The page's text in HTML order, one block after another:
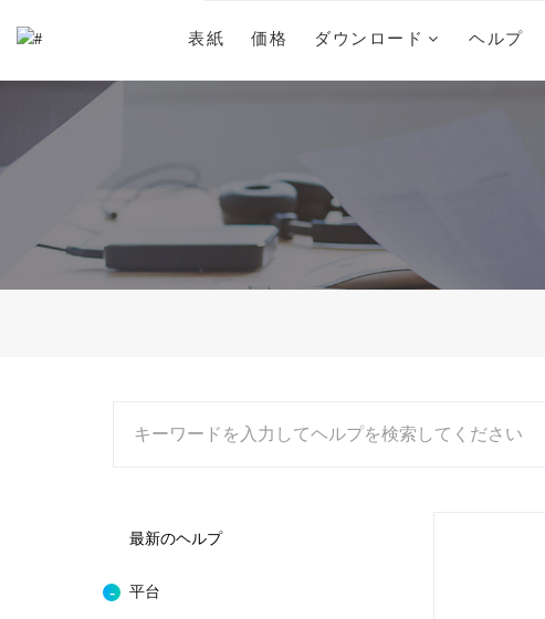
表紙 価格 ダウンロード ヘルプ
キーワードを入力してヘルプを検索してください
最新のヘルプ
平台